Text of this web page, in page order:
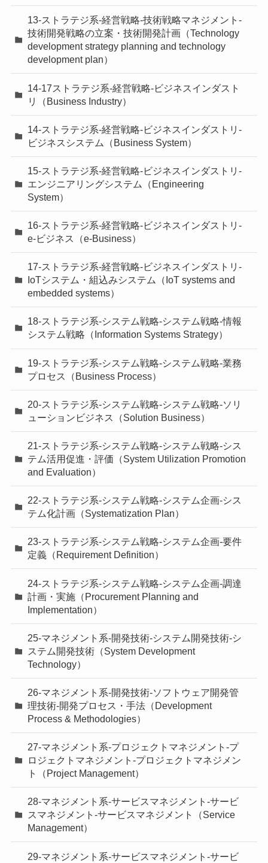
13-ストラテジ系-経営戦略-技術戦略マネジメント-
技術開発戦略の立案・技術開発計画（Technology
development strategy planning and technology
development plan）
14-17ストラテジ系-経営戦略-ビジネスインダスト
リ（Business Industry）
14-ストラテジ系-経営戦略-ビジネスインダストリ-
ビジネスシステム（Business System）
15-ストラテジ系-経営戦略-ビジネスインダストリ-
エンジニアリングシステム（Engineering
System）
16-ストラテジ系-経営戦略-ビジネスインダストリ-
e-ビジネス（e-Business）
17-ストラテジ系-経営戦略-ビジネスインダストリ-
IoTシステム・組込みシステム（IoT systems and
embedded systems）
18-ストラテジ系-システム戦略-システム戦略-情報
システム戦略（Information Systems Strategy）
19-ストラテジ系-システム戦略-システム戦略-業務
プロセス（Business Process）
20-ストラテジ系-システム戦略-システム戦略-ソリ
ューションビジネス（Solution Business）
21-ストラテジ系-システム戦略-システム戦略-シス
テム活用促進・評価（System Utilization Promotion
and Evaluation）
22-ストラテジ系-システム戦略-システム企画-シス
テム化計画（Systematization Plan）
23-ストラテジ系-システム戦略-システム企画-要件
定義（Requirement Definition）
24-ストラテジ系-システム戦略-システム企画-調達
計画・実施（Procurement Planning and
Implementation）
25-マネジメント系-開発技術-システム開発技術-シ
ステム開発技術（System Development
Technology）
26-マネジメント系-開発技術-ソフトウェア開発管
理技術-開発プロセス・手法（Development
Process & Methodologies）
27-マネジメント系-プロジェクトマネジメント-プ
ロジェクトマネジメント-プロジェクトマネジメン
ト（Project Management）
28-マネジメント系-サービスマネジメント-サービ
スマネジメント-サービスマネジメント（Service
Management）
29-マネジメント系-サービスマネジメント-サービ